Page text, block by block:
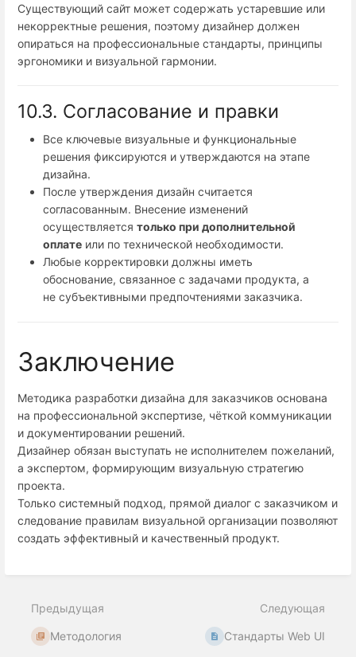
Существующий сайт может содержать устаревшие или
некорректные решения, поэтому дизайнер должен
опираться на профессиональные стандарты, принципы
эргономики и визуальной гармонии.
10.3. Согласование и правки
Все ключевые визуальные и функциональные
решения фиксируются и утверждаются на этапе
дизайна.
После утверждения дизайн считается
согласованным. Внесение изменений
осуществляется только при дополнительной
оплате или по технической необходимости.
Любые корректировки должны иметь
обоснование, связанное с задачами продукта, а
не субъективными предпочтениями заказчика.
Заключение
Методика разработки дизайна для заказчиков основана
на профессиональной экспертизе, чёткой коммуникации
и документировании решений.
Дизайнер обязан выступать не исполнителем пожеланий,
а экспертом, формирующим визуальную стратегию
проекта.
Только системный подход, прямой диалог с заказчиком и
следование правилам визуальной организации позволяют
создать эффективный и качественный продукт.
Предыдущая
Методология
Следующая
Стандарты Web UI